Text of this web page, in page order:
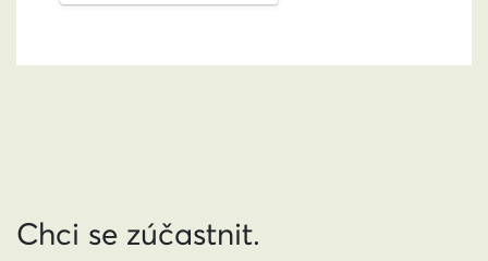
Chci se zúčastnit.